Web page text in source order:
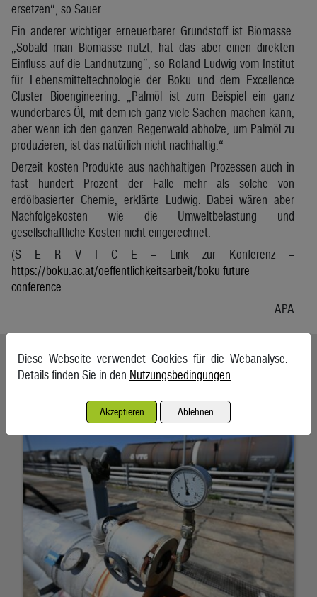
ersetzen“, so Sauer.
Ein anderer wichtiger erneuerbarer Grundstoff ist Biomasse.
„Sobald man Biomasse nutzt, hat das aber einen direkten
Einfluss auf die Landnutzung“, so Roland Ludwig vom Institut
für Lebensmitteltechnologie der Boku und dem Excellence
Cluster Bioengineering: „Palmöl ist zum Beispiel ein ganz
wunderbares Öl, mit dem ich ganz viele Sachen machen kann,
aber wenn ich den ganzen Regenwald abholze, um Palmöl zu
produzieren, ist das natürlich nicht nachhaltig.“
Derzeit kosten Produkte aus nachhaltigen Prozessen auch in
fast hundert Prozent der Fälle mehr als solche von
erdölbasierter Chemie, erklärte Ludwig. Dabei wären aber
Nachfolgekosten wie die Umweltbelastung und
gesellschaftliche Kosten nicht eingerechnet.
(S E R V I C E – Link zur Konferenz –
https://boku.ac.at/oeffentlichkeitsarbeit/boku-future-
conference
APA
Ähnliche Artikel weiterlesen
7. August 2026, Wien
Diese Webseite verwendet Cookies für die Webanalyse.
Details finden Sie in den Nutzungsbedingungen
Akzeptieren Ablehnen